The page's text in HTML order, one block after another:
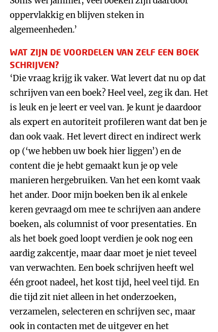
oppervlakkig en blijven steken in
algemeenheden.’
WAT ZIJN DE VOORDELEN VAN ZELF EEN BOEK
SCHRIJVEN?
‘Die vraag krijg ik vaker. Wat levert dat nu op dat
schrijven van een boek? Heel veel, zeg ik dan. Het
is leuk en je leert er veel van. Je kunt je daardoor
als expert en autoriteit profileren want dat ben je
dan ook vaak. Het levert direct en indirect werk
op (‘we hebben uw boek hier liggen’) en de
content die je hebt gemaakt kun je op vele
manieren hergebruiken. Van het een komt vaak
het ander. Door mijn boeken ben ik al enkele
keren gevraagd om mee te schrijven aan andere
boeken, als columnist of voor presentaties. En
als het boek goed loopt verdien je ook nog een
aardig zakcentje, maar daar moet je niet teveel
van verwachten. Een boek schrijven heeft wel
één groot nadeel, het kost tijd, heel veel tijd. En
die tijd zit niet alleen in het onderzoeken,
verzamelen, selecteren en schrijven sec, maar
ook in contacten met de uitgever en het